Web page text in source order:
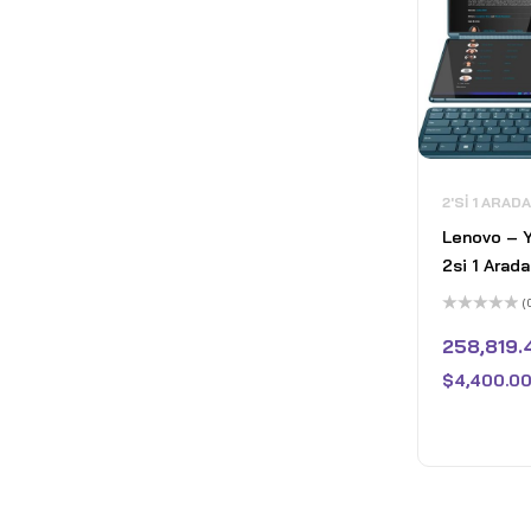
2'SI 1
Lenovo –
2si 1
Ekranlı
GB RAM
7 255H -
üzerinden
0
aldı
$